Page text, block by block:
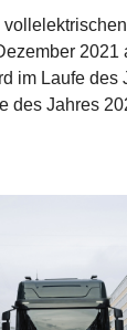
2021
im Laufe des
des Jahres